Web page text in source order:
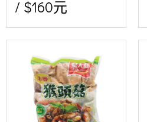
/ $160元